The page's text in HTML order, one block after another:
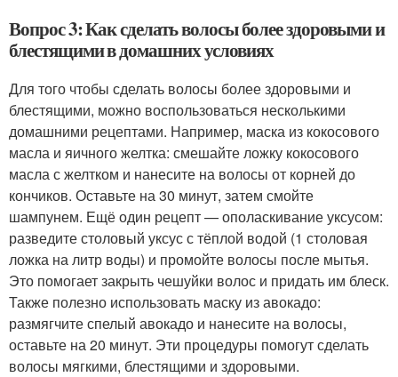
Вопрос 3: Как сделать волосы более здоровыми и
блестящими в домашних условиях
Для того чтобы сделать волосы более здоровыми и
блестящими, можно воспользоваться несколькими
домашними рецептами. Например, маска из кокосового
масла и яичного желтка: смешайте ложку кокосового
масла с желтком и нанесите на волосы от корней до
кончиков. Оставьте на 30 минут, затем смойте
шампунем. Ещё один рецепт — ополаскивание уксусом:
разведите столовый уксус с тёплой водой (1 столовая
ложка на литр воды) и промойте волосы после мытья.
Это помогает закрыть чешуйки волос и придать им блеск.
Также полезно использовать маску из авокадо:
размягчите спелый авокадо и нанесите на волосы,
оставьте на 20 минут. Эти процедуры помогут сделать
волосы мягкими, блестящими и здоровыми.